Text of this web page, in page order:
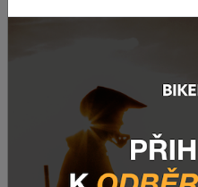
Zimušné Rukavice
Sedlo CHROMAG
2 210,11 Kč